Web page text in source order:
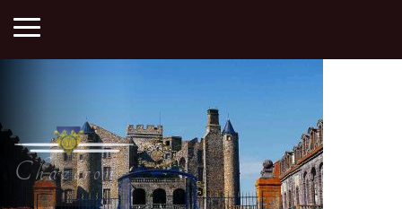
Activités
Histoire
Chazeron